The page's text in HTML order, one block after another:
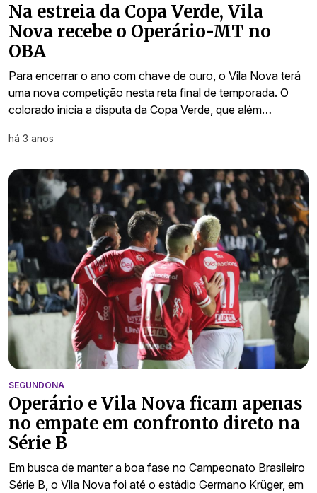
Na estreia da Copa Verde, Vila
Nova recebe o Operário-MT no
OBA
Para encerrar o ano com chave de ouro, o Vila Nova terá
uma nova competição nesta reta final de temporada. O
colorado inicia a disputa da Copa Verde, que além…
há 3 anos
SEGUNDONA
Operário e Vila Nova ficam apenas
no empate em confronto direto na
Série B
Em busca de manter a boa fase no Campeonato Brasileiro
Série B, o Vila Nova foi até o estádio Germano Krüger, em